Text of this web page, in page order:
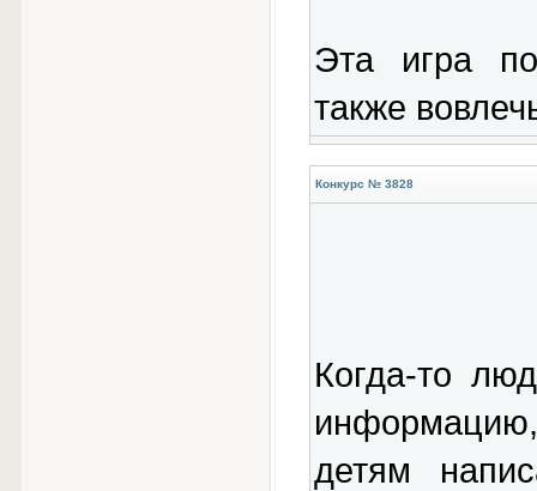
Эта игра
также
Конкурс № 3828
Когда-то
детям